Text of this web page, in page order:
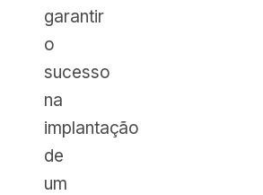
garantir
o
sucesso
na
implantação
de
um